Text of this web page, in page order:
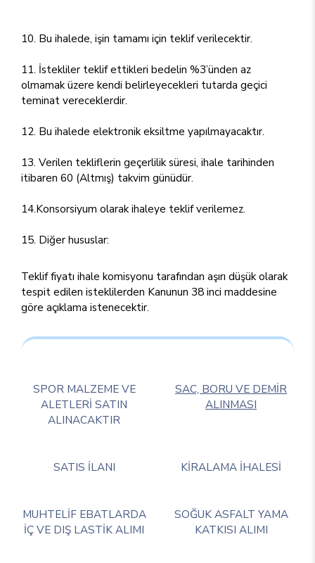
10. Bu ihalede, işin tamamı için teklif verilecektir.
11. İstekliler teklif ettikleri bedelin %3’ünden az
olmamak üzere kendi belirleyecekleri tutarda geçici
teminat vereceklerdir.
12. Bu ihalede elektronik eksiltme yapılmayacaktır.
13. Verilen tekliflerin geçerlilik süresi, ihale tarihinden
itibaren 60 (Altmış) takvim günüdür.
14.Konsorsiyum olarak ihaleye teklif verilemez.
15. Diğer hususlar:
Teklif fiyatı ihale komisyonu tarafından aşırı düşük olarak
tespit edilen isteklilerden Kanunun 38 inci maddesine
göre açıklama istenecektir.
SPOR MALZEME VE
ALETLERİ SATIN
ALINACAKTIR
SAC, BORU VE DEMİR
ALINMASI
SATIS İLANI KİRALAMA İHALESİ
MUHTELİF EBATLARDA
İÇ VE DIŞ LASTİK ALIMI
SOĞUK ASFALT YAMA
KATKISI ALIMI